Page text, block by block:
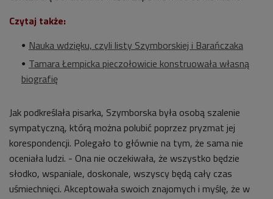
Czytaj także:
Nauka wdzięku, czyli listy Szymborskiej i Barańczaka
Tamara Łempicka pieczołowicie konstruowała własną
biografię
Jak podkreślała pisarka, Szymborska była osobą szalenie
sympatyczną, którą można polubić poprzez pryzmat jej
korespondencji. Polegało to głównie na tym, że sama nie
oceniała ludzi. - Ona nie oczekiwała, że wszystko będzie
słodko, wspaniale, doskonale, wszyscy będą cały czas
uśmiechnięci. Akceptowała swoich znajomych i myślę, że w